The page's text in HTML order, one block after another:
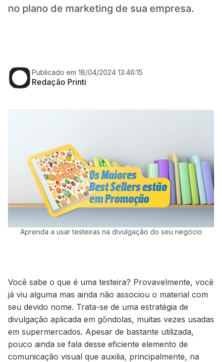
no plano de marketing de sua empresa.
Publicado em 18/04/2024 13:46:15
Redação Printi
Aprenda a usar testeiras na divulgação do seu negócio
Você sabe o que é uma testeira? Provavelmente, você
já viu alguma mas ainda não associou o material com
seu devido nome. Trata-se de uma estratégia de
divulgação aplicada em gôndolas, muitas vezes usadas
em supermercados. Apesar de bastante utilizada,
pouco ainda se fala desse eficiente elemento de
comunicação visual que auxilia, principalmente, na